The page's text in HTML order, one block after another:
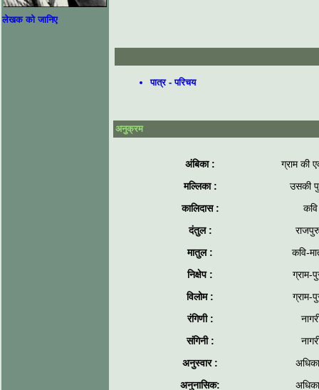
लेखक को जानिए
पात्र ‌- परिचय
अनुक्रम
अंबिका :
मल्लिका :
कालिदास :
दंतुल :
मातुल :
निक्षेप :
विलोम :
रंगिणी :
संगिनी :
अनुस्वार :
अनुनासिक:
ग्राम की
उसकी
कवि
कवि-
ग्राम-
ग्राम-